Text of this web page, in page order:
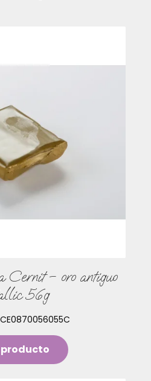
– oro antiguo
56g
CE0870056055C
producto